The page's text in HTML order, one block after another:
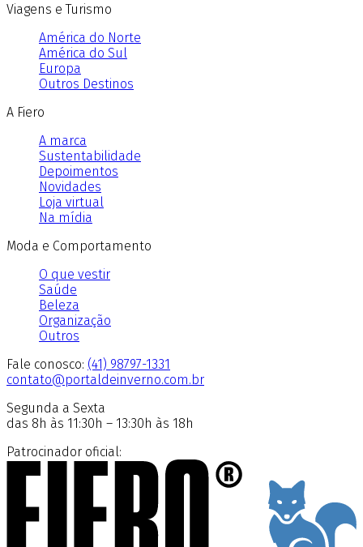
Viagens e Turismo
América do Norte
América do Sul
Europa
Outros Destinos
A Fiero
A marca
Sustentabilidade
Depoimentos
Novidades
Loja virtual
Na mídia
Moda e Comportamento
O que vestir
Saúde
Beleza
Organização
Outros
Fale conosco: (41) 98797-1331
contato@portaldeinverno.com.br
Segunda a Sexta
das 8h às 11:30h – 13:30h às 18h
Patrocinador oficial: